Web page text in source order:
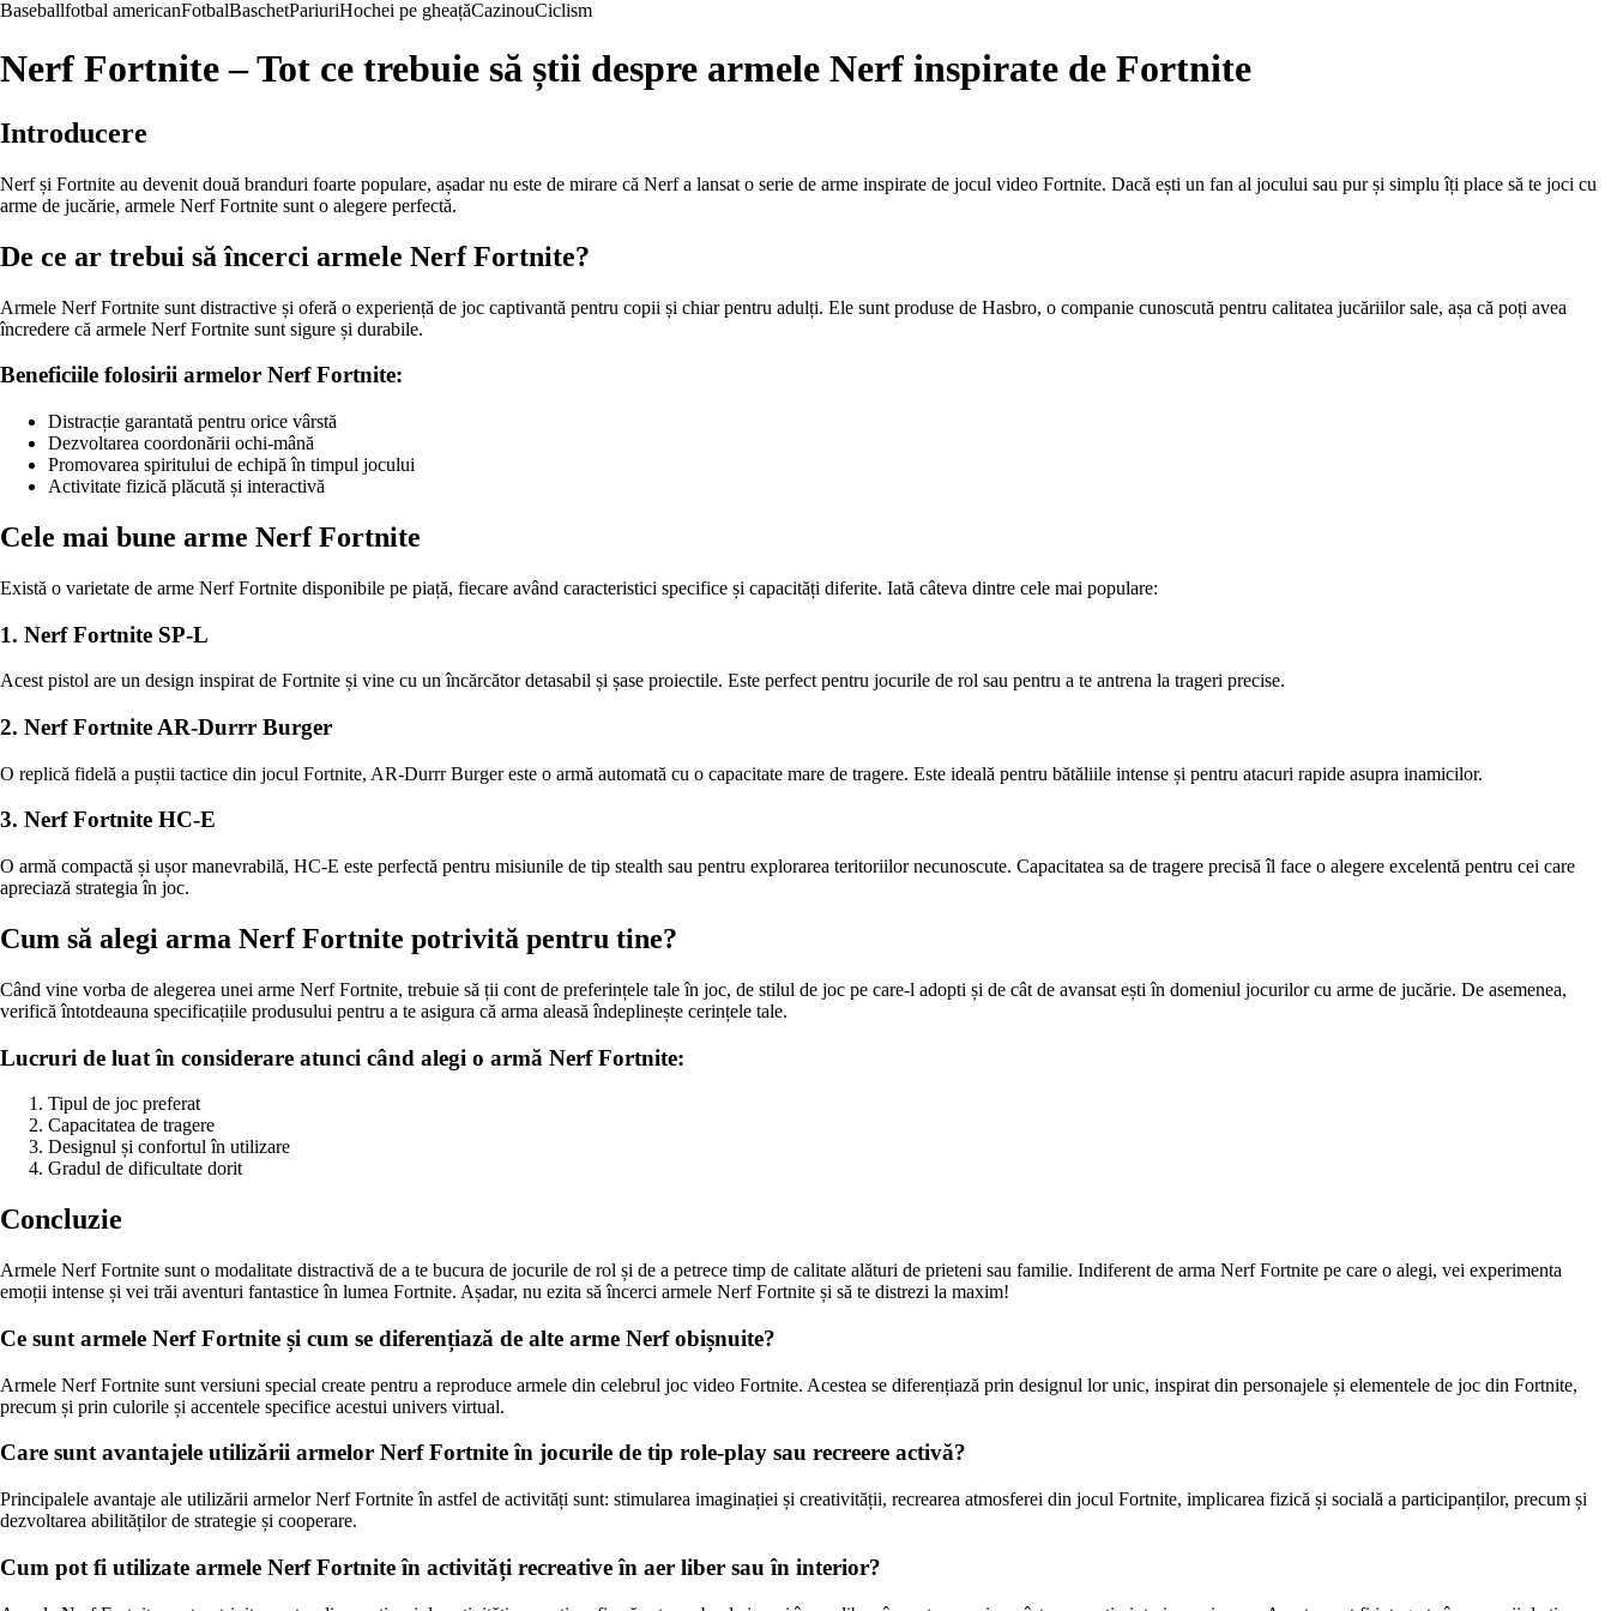
Baseballfotbal americanFotbalBaschetPariuriHochei pe gheațăCazinouCiclism
Nerf Fortnite – Tot ce trebuie să știi despre armele Nerf inspirate de Fortnite
Introducere
Nerf și Fortnite au devenit două branduri foarte populare, așadar nu este de mirare că Nerf a lansat o serie de arme inspirate de jocul video Fortnite. Dacă ești un fan al jocului sau pur și simplu îți place să te joci cu
arme de jucărie, armele Nerf Fortnite sunt o alegere perfectă.
De ce ar trebui să încerci armele Nerf Fortnite?
Armele Nerf Fortnite sunt distractive și oferă o experiență de joc captivantă pentru copii și chiar pentru adulți. Ele sunt produse de Hasbro, o companie cunoscută pentru calitatea jucăriilor sale, așa că poți avea
încredere că armele Nerf Fortnite sunt sigure și durabile.
Beneficiile folosirii armelor Nerf Fortnite:
Distracție garantată pentru orice vârstă
Dezvoltarea coordonării ochi-mână
Promovarea spiritului de echipă în timpul jocului
Activitate fizică plăcută și interactivă
Cele mai bune arme Nerf Fortnite
Există o varietate de arme Nerf Fortnite disponibile pe piață, fiecare având caracteristici specifice și capacități diferite. Iată câteva dintre cele mai populare:
1. Nerf Fortnite SP-L
Acest pistol are un design inspirat de Fortnite și vine cu un încărcător detasabil și șase proiectile. Este perfect pentru jocurile de rol sau pentru a te antrena la trageri precise.
2. Nerf Fortnite AR-Durrr Burger
O replică fidelă a puștii tactice din jocul Fortnite, AR-Durrr Burger este o armă automată cu o capacitate mare de tragere. Este ideală pentru bătăliile intense și pentru atacuri rapide asupra inamicilor.
3. Nerf Fortnite HC-E
O armă compactă și ușor manevrabilă, HC-E este perfectă pentru misiunile de tip stealth sau pentru explorarea teritoriilor necunoscute. Capacitatea sa de tragere precisă îl face o alegere excelentă pentru cei care
apreciază strategia în joc.
Cum să alegi arma Nerf Fortnite potrivită pentru tine?
Când vine vorba de alegerea unei arme Nerf Fortnite, trebuie să ții cont de preferințele tale în joc, de stilul de joc pe care-l adopti și de cât de avansat ești în domeniul jocurilor cu arme de jucărie. De asemenea,
verifică întotdeauna specificațiile produsului pentru a te asigura că arma aleasă îndeplinește cerințele tale.
Lucruri de luat în considerare atunci când alegi o armă Nerf Fortnite:
Tipul de joc preferat
Capacitatea de tragere
Designul și confortul în utilizare
Gradul de dificultate dorit
Concluzie
Armele Nerf Fortnite sunt o modalitate distractivă de a te bucura de jocurile de rol și de a petrece timp de calitate alături de prieteni sau familie. Indiferent de arma Nerf Fortnite pe care o alegi, vei experimenta
emoții intense și vei trăi aventuri fantastice în lumea Fortnite. Așadar, nu ezita să încerci armele Nerf Fortnite și să te distrezi la maxim!
Ce sunt armele Nerf Fortnite și cum se diferențiază de alte arme Nerf obișnuite?
Armele Nerf Fortnite sunt versiuni special create pentru a reproduce armele din celebrul joc video Fortnite. Acestea se diferențiază prin designul lor unic, inspirat din personajele și elementele de joc din Fortnite,
precum și prin culorile și accentele specifice acestui univers virtual.
Care sunt avantajele utilizării armelor Nerf Fortnite în jocurile de tip role-play sau recreere activă?
Principalele avantaje ale utilizării armelor Nerf Fortnite în astfel de activități sunt: stimularea imaginației și creativității, recrearea atmosferei din jocul Fortnite, implicarea fizică și socială a participanților, precum și
dezvoltarea abilităților de strategie și cooperare.
Cum pot fi utilizate armele Nerf Fortnite în activități recreative în aer liber sau în interior?